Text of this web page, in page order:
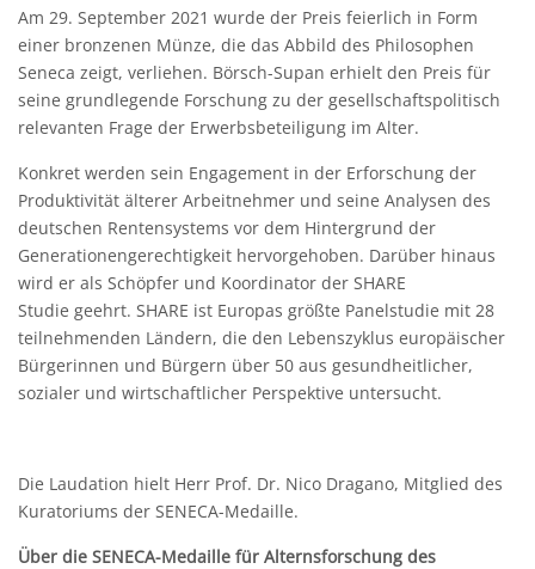
Am 29. September 2021 wurde der Preis feierlich in Form
einer bronzenen Münze, die das Abbild des Philosophen
Seneca zeigt, verliehen. Börsch-Supan erhielt den Preis für
seine grundlegende Forschung zu der gesellschaftspolitisch
relevanten Frage der Erwerbsbeteiligung im Alter.
Konkret werden sein Engagement in der Erforschung der
Produktivität älterer Arbeitnehmer und seine Analysen des
deutschen Rentensystems vor dem Hintergrund der
Generationengerechtigkeit hervorgehoben. Darüber hinaus
wird er als Schöpfer und Koordinator der SHARE
Studie geehrt. SHARE ist Europas größte Panelstudie mit 28
teilnehmenden Ländern, die den Lebenszyklus europäischer
Bürgerinnen und Bürgern über 50 aus gesundheitlicher,
sozialer und wirtschaftlicher Perspektive untersucht.
Die Laudation hielt Herr Prof. Dr. Nico Dragano, Mitglied des
Kuratoriums der SENECA-Medaille.
Über die SENECA-Medaille für Alternsforschung des